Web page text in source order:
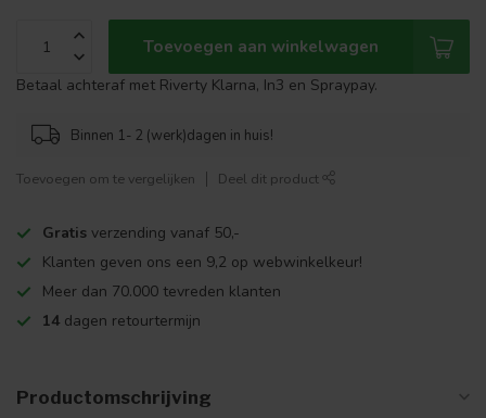
Toevoegen aan winkelwagen
Betaal achteraf met Riverty Klarna, In3 en Spraypay.
Binnen 1- 2 (werk)dagen in huis!
Toevoegen om te vergelijken Deel dit product
Gratis verzending vanaf 50,-
Klanten geven ons een 9,2 op webwinkelkeur!
Meer dan 70.000 tevreden klanten
14 dagen retourtermijn
Productomschrijving